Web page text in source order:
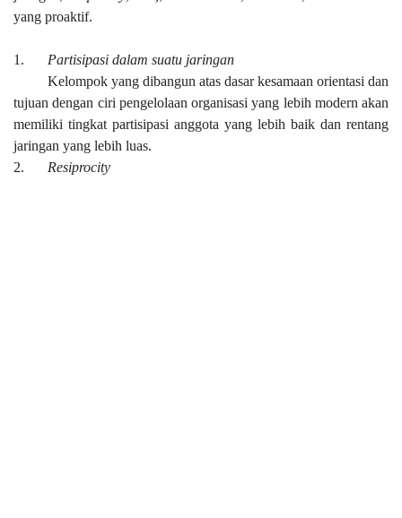
yang proaktif.
1.
Partisipasi dalam suatu jaringan
Kelompok yang dibangun atas dasar kesamaan orientasi dan
tujuan dengan ciri pengelolaan organisasi yang lebih modern akan
memiliki tingkat partisipasi anggota yang lebih baik dan rentang
jaringan yang lebih luas.
2.
Resiprocity